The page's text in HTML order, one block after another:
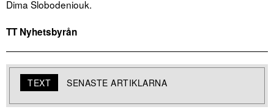
Dima Slobodeniouk.
TT Nyhetsbyrån
TEXT SENASTE ARTIKLARNA